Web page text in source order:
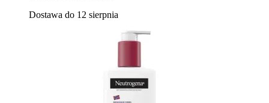
Dostawa do 12 sierpnia